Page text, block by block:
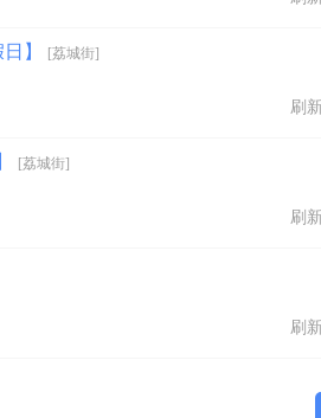
】 [荔城街]
刷
[荔城街]
刷
刷